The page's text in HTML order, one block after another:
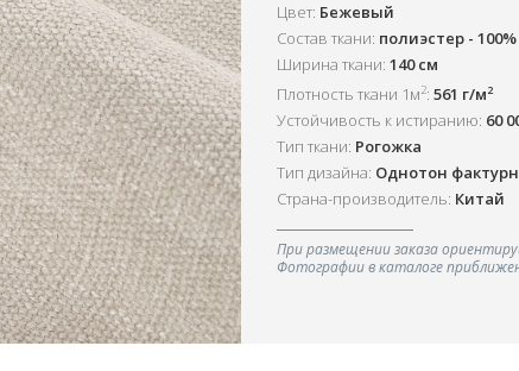
Цвет: Бежевый
Состав ткани: полиэстер - 100%
Ширина ткани: 140 см
Плотность ткани 1м2: 561 г/м2
Устойчивость к истиранию: 60
Тип ткани: Рогожка
Тип дизайна: Однотон
Страна-производитель: Китай
При размещении заказа
Фотографии в каталоге